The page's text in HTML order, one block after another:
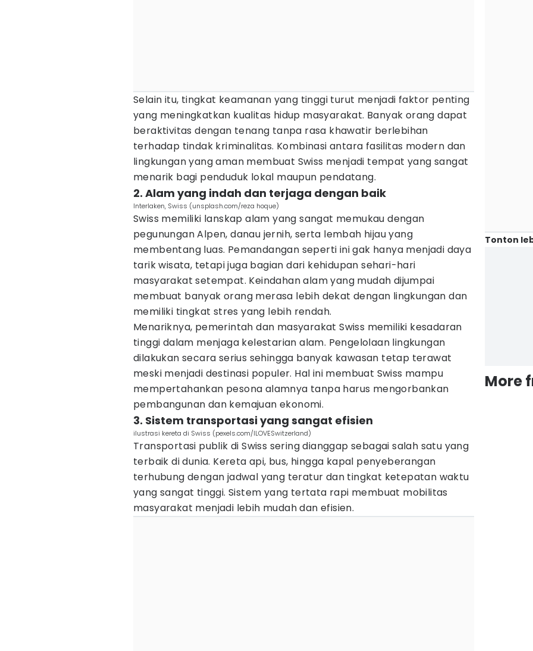
Selain itu, tingkat keamanan yang tinggi turut menjadi faktor penting
yang meningkatkan kualitas hidup masyarakat. Banyak orang dapat
beraktivitas dengan tenang tanpa rasa khawatir berlebihan
terhadap tindak kriminalitas. Kombinasi antara fasilitas modern dan
lingkungan yang aman membuat Swiss menjadi tempat yang sangat
menarik bagi penduduk lokal maupun pendatang.
2. Alam yang indah dan terjaga dengan baik
Interlaken, Swiss (unsplash.com/reza hoque)
Swiss memiliki lanskap alam yang sangat memukau dengan
pegunungan Alpen, danau jernih, serta lembah hijau yang
membentang luas. Pemandangan seperti ini gak hanya menjadi daya
tarik wisata, tetapi juga bagian dari kehidupan sehari-hari
masyarakat setempat. Keindahan alam yang mudah dijumpai
membuat banyak orang merasa lebih dekat dengan lingkungan dan
memiliki tingkat stres yang lebih rendah.
Menariknya, pemerintah dan masyarakat Swiss memiliki kesadaran
tinggi dalam menjaga kelestarian alam. Pengelolaan lingkungan
dilakukan secara serius sehingga banyak kawasan tetap terawat
meski menjadi destinasi populer. Hal ini membuat Swiss mampu
mempertahankan pesona alamnya tanpa harus mengorbankan
pembangunan dan kemajuan ekonomi.
3. Sistem transportasi yang sangat efisien
ilustrasi kereta di Swiss (pexels.com/ILOVESwitzerland)
Transportasi publik di Swiss sering dianggap sebagai salah satu yang
terbaik di dunia. Kereta api, bus, hingga kapal penyeberangan
terhubung dengan jadwal yang teratur dan tingkat ketepatan waktu
yang sangat tinggi. Sistem yang tertata rapi membuat mobilitas
masyarakat menjadi lebih mudah dan efisien.
Tonton
More